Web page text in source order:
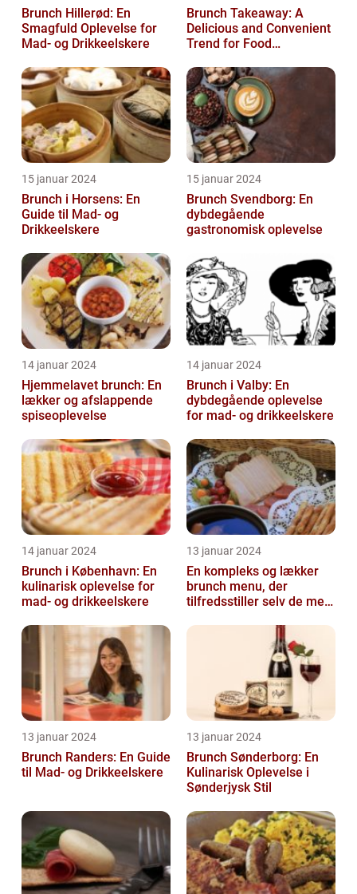
Brunch Hillerød: En
Smagfuld Oplevelse for
Mad- og Drikkeelskere
Brunch Takeaway: A
Delicious and Convenient
Trend for Food
15 januar 2024
Brunch i Horsens: En
Guide til Mad- og
Drikkeelskere
15 januar 2024
Brunch Svendborg: En
dybdegående
gastronomisk oplevelse
14 januar 2024
Hjemmelavet brunch: En
lækker og afslappende
spiseoplevelse
14 januar 2024
Brunch i Valby: En
dybdegående oplevelse
for mad- og drikkeelskere
14 januar 2024
Brunch i København: En
kulinarisk oplevelse for
mad- og drikkeelskere
13 januar 2024
En kompleks og lækker
brunch menu, der
tilfredsstiller selv de mest
13 januar 2024
Brunch Randers: En Guide
til Mad- og Drikkeelskere
13 januar 2024
Brunch Sønderborg: En
Kulinarisk Oplevelse i
Sønderjysk Stil